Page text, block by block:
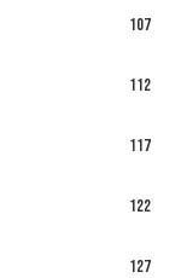
107
112
117
122
127